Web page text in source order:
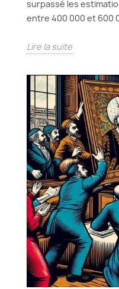
surpassé les
entre 400 000 et 600
Lire la suite